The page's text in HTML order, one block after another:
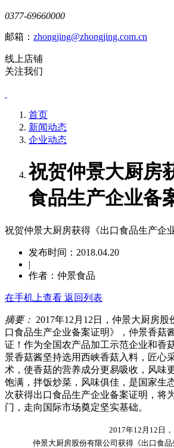
0377-69660000
邮箱： zhongjing@zhongjing.com.cn
线上店铺
关注我们
首页
新闻动态
企业动态
祝贺仲景大厨房
食品生产企业备
祝贺仲景大厨房获得《出口食品生产企
发布时间：2018.04.20
|
作者：仲景食品
在手机上查看 返回列表
摘要： 2017年12月12日，仲景大厨房股
口食品生产企业备案证明》，仲景香菇
证！作为全国农产品加工示范企业和香
景香菇酱坚持选用西峡香菇入料，匠心
术，使香菇的营养成分更易吸收，风味
饱满，拌饭炒菜，风味俱佳，是国家生
次获得出口食品生产企业备案证明，将
门，走向国际市场奠定坚实基础。
2017年12月12日，
仲景大厨房股份有限公司获得《出口食品